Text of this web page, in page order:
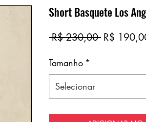
Short Basquete Los
R$ 230,00 Preço
R$
Tamanho *
Selecionar